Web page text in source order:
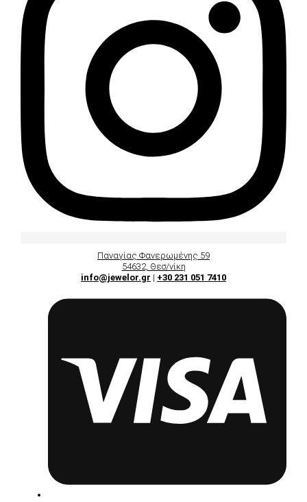
Παναγίας Φανερωμένης 59
54632, Θεσ/νίκη
info@jewelor.gr | +30 231 051 7410